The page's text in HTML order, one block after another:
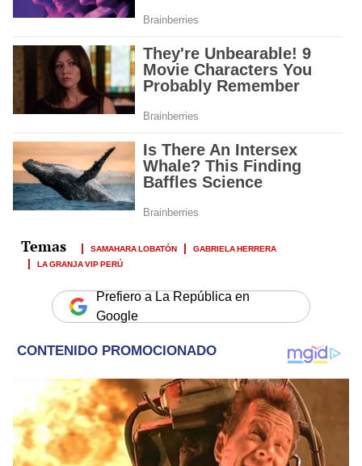
SAMAHARA LOBATÓN
GABRIELA HERRERA
LA GRANJA VIP PERÚ
Prefiero a La República en
Google